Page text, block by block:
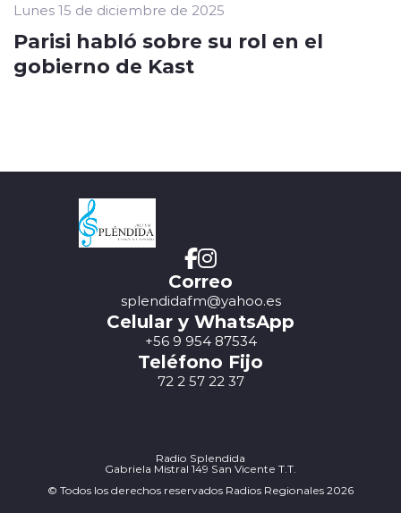
Lunes 15 de diciembre de 2025
Parisi habló sobre su rol en el
gobierno de Kast
Correo
splendidafm@yahoo.es
Celular y WhatsApp
+56 9 954 87534
Teléfono Fijo
72 2 57 22 37
Radio Splendida
Gabriela Mistral 149 San Vicente T.T.
© Todos los derechos reservados Radios Regionales 2026